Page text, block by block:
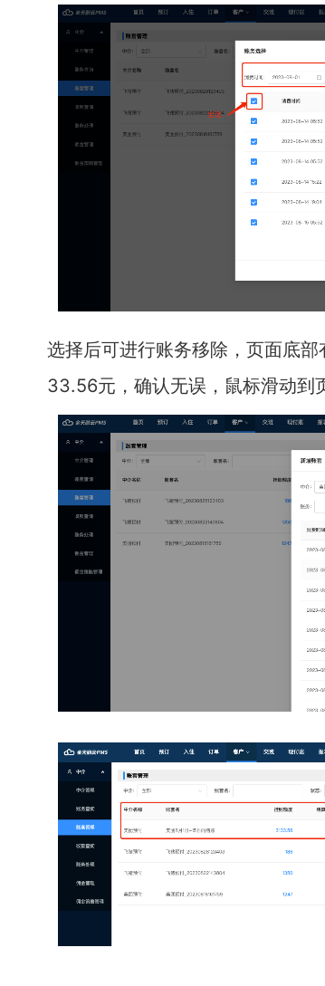
选择后可进行账务移除，页面底
33.56元，确认无误，鼠标滑动到